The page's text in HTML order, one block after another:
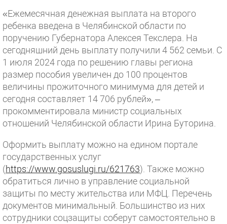
«Ежемесячная денежная выплата на второго
ребенка введена в Челябинской области по
поручению Губернатора Алексея Текслера. На
сегодняшний день выплату получили 4 562 семьи. С
1 июля 2024 года по решению главы региона
размер пособия увеличен до 100 процентов
величины прожиточного минимума для детей и
сегодня составляет 14 706 рублей», –
прокомментировала министр социальных
отношений Челябинской области Ирина Буторина.
Оформить выплату можно на едином портале
государственных услуг
(https://www.gosuslugi.ru/621763). Также можно
обратиться лично в управление социальной
защиты по месту жительства или МФЦ. Перечень
документов минимальный. Большинство из них
сотрудники соцзащиты соберут самостоятельно в